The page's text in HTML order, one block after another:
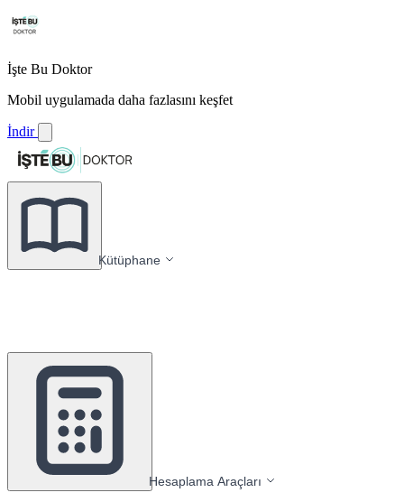
İşte Bu Doktor
Mobil uygulamada daha fazlasını keşfet
İndir
Kütüphane
Hesaplama Araçları